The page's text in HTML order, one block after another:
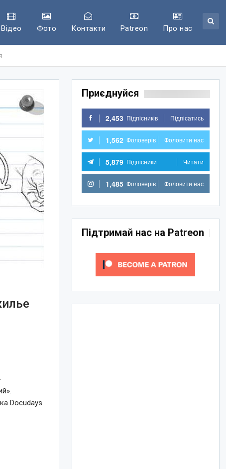
Відео Фото Контакти Patreon Про нас
Docudays
Приєднуйся
2,453 Підпісників Підпісатись
1,562 Фоловерів Фоловити нас
5,879 Підпісники Читати
1,485 Фоловерів Фоловити нас
Підтримай нас на Patreon